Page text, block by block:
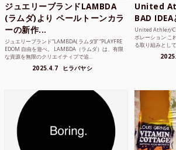
ジュエリーブランドLAMBDA
(ラムダ)より ペールトーンカラ
ーの新作...
ジュエリーブランド“LAMBDA( ラムダ))” “PLAYFRE
EDOM 自由を遊べ。 LAMBDA（ラムダ）は、有限
な資源を無限のクリエイティブで追...
2025.4.7 ヒラバヤシ
United
BAD
United Athleが
ボレーション こ
る取り組みとし